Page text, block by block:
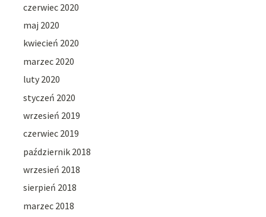
czerwiec 2020
maj 2020
kwiecień 2020
marzec 2020
luty 2020
styczeń 2020
wrzesień 2019
czerwiec 2019
październik 2018
wrzesień 2018
sierpień 2018
marzec 2018